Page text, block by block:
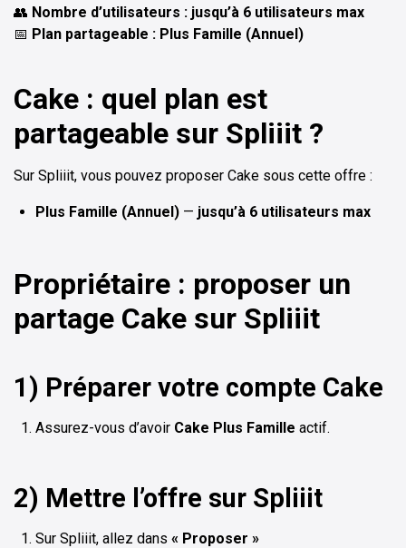
👥 Nombre d’utilisateurs : jusqu’à 6 utilisateurs max
📅 Plan partageable : Plus Famille (Annuel)
Cake : quel plan est
partageable sur Spliiit ?
Sur Spliiit, vous pouvez proposer Cake sous cette offre :
Plus Famille (Annuel) — jusqu’à 6 utilisateurs max
Propriétaire : proposer un
partage Cake sur Spliiit
1) Préparer votre compte Cake
Assurez-vous d’avoir Cake Plus Famille actif.
2) Mettre l’offre sur Spliiit
Sur Spliiit, allez dans « Proposer »